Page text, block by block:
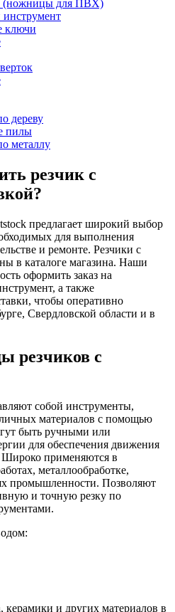
(ножницы для ПВХ)
ключи
дереву
пилы
металлу
резчик с
предлагает широкий выбор
для выполнения
и ремонте. Резчики с
в каталоге магазина. Наши
оформить заказ на
а также
чтобы оперативно
Свердловской области и в
резчиков с
собой инструменты,
материалов с помощью
быть ручными или
для обеспечения движения
Широко применяются в
металлообработке,
промышленности. Позволяют
и точную резку по
керамики и других материалов в